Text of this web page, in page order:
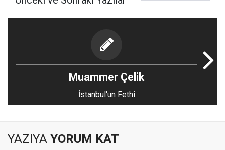
Muammer Çelik
İstanbul'un Fethi
YAZIYA YORUM KAT